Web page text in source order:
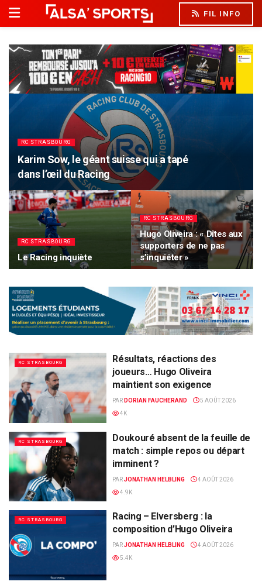
FIL INFO
RC STRASBOURG
Karim Sow, le géant suisse qui a tapé
dans l’œil du Racing
RC STRASBOURG
Le Racing inquiète
RC STRASBOURG
Hugo Oliveira : « Dîtes aux
supporters de ne pas
s’inquiéter »
RC STRASBOURG
Résultats, réactions des
joueurs… Hugo Oliveira
maintient son exigence
PAR DORIAN FAUCHERAND
5 AOÛT 2026
4K
RC STRASBOURG
Doukouré absent de la feuille de
match : simple repos ou départ
imminent ?
PARJONATHAN HELBLING
4 AOÛT 2026
4.9K
RC STRASBOURG
Racing – Elversberg : la
composition d’Hugo Oliveira
PARJONATHAN HELBLING
4 AOÛT 2026
5.4K